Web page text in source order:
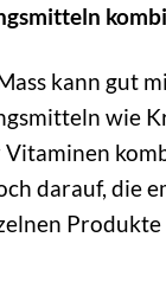
kann gut
wie
Vitaminen
darauf, die